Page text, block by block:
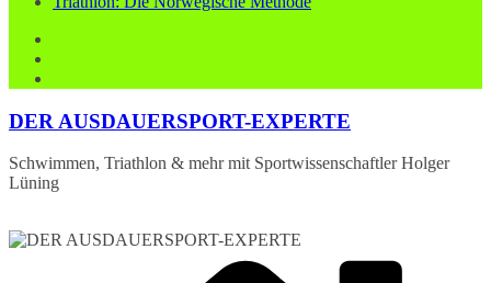
DER AUSDAUERSPORT-EXPERTE
Schwimmen, Triathlon & mehr mit Sportwissenschaftler Holger
Lüning